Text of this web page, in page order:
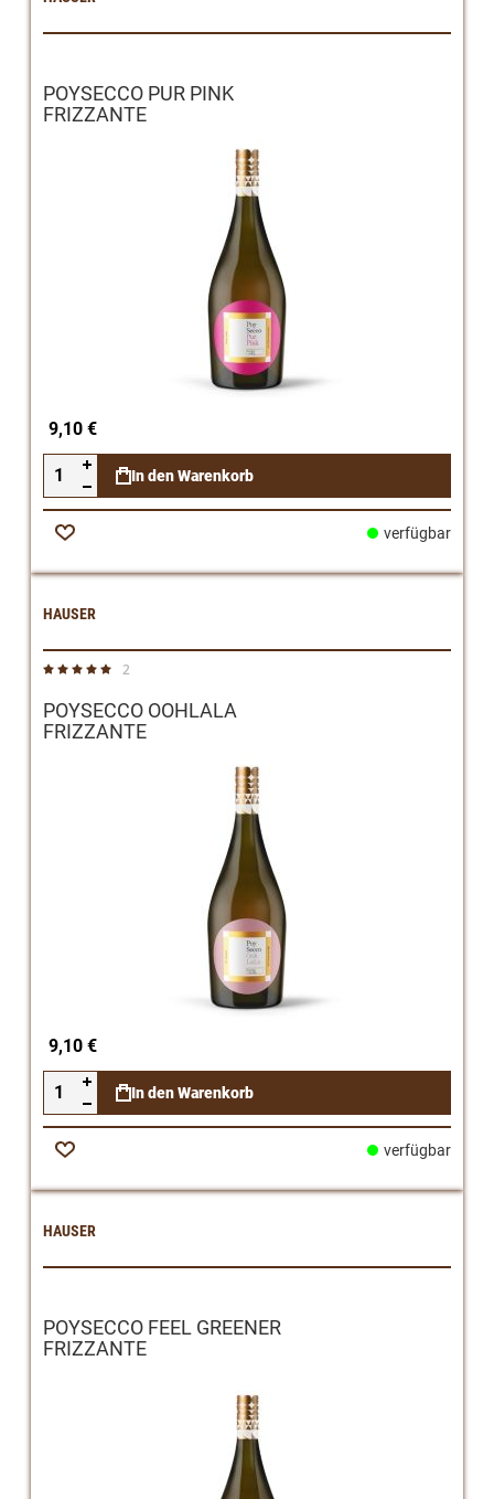
POYSECCO PUR PINK
FRIZZANTE
9,10 €
In den Warenkorb
Zur
verfügbar
HAUSER
Bewertung: 2
POYSECCO OOHLALA
FRIZZANTE
9,10 €
In den Warenkorb
Zur
verfügbar
HAUSER
POYSECCO FEEL GREENER
FRIZZANTE